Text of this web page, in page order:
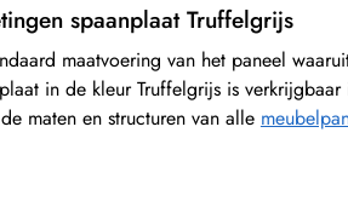
spaanplaat Truffelgrijs
maatvoering van het paneel
in de kleur Truffelgrijs is
maten en structuren van alle